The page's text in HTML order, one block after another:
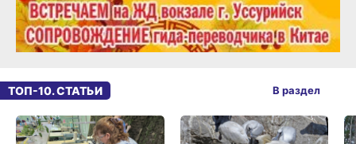
ТОП-10. СТАТЬИ В раздел